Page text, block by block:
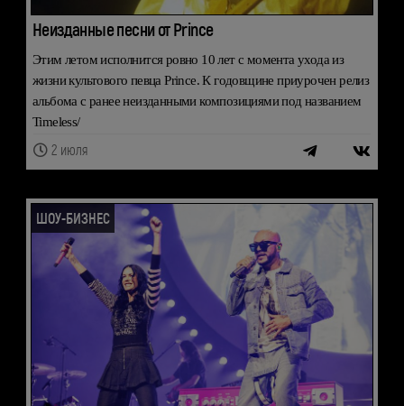
Неизданные песни от Prince
Этим летом исполнится ровно 10 лет с момента ухода из
жизни культового певца Prince. К годовщине приурочен релиз
альбома с ранее неизданными композициями под названием
Timeless/
2 июля
ШОУ-БИЗНЕС